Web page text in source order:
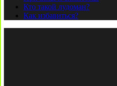
Кто такой лудоман?
Как избавиться?